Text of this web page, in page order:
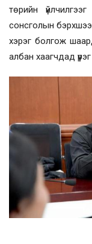
төрийн үйлчилгээг
сонсголын
хэрэг болгож
албан хаагчдад